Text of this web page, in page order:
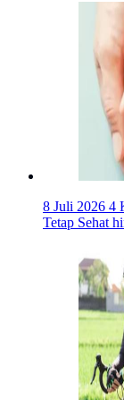
8 Juli 2026 4
Tetap Sehat